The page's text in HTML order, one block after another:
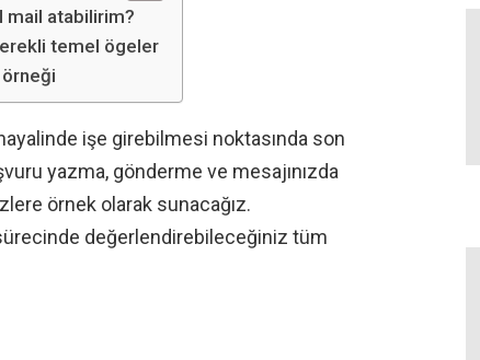
mail atabilirim?
temel ögeler
işe girebilmesi noktasında son
yazma, gönderme ve mesajınızda
örnek olarak sunacağız.
değerlendirebileceğiniz tüm